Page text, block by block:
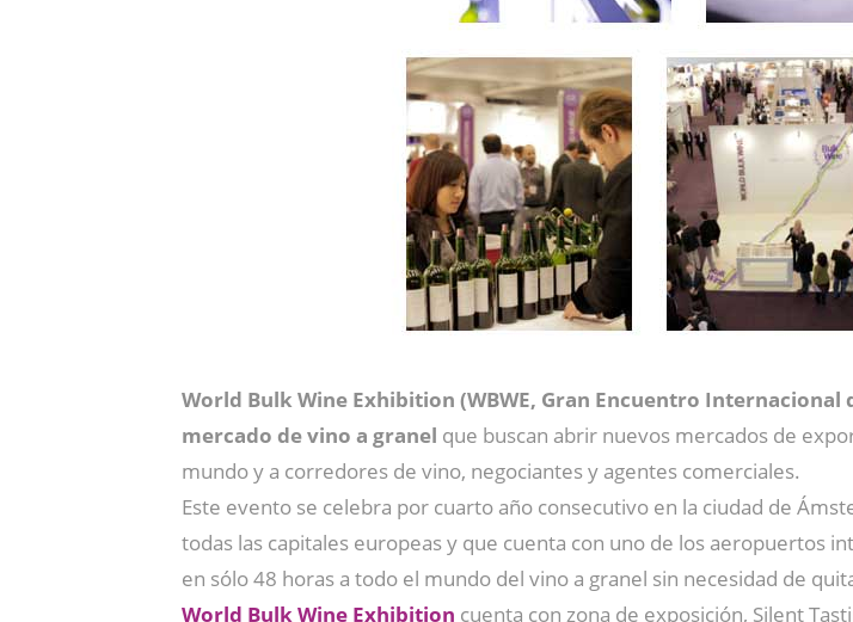
World Bulk Wine Exhibition (WBWE, Gran Encuentro Internacional
mercado de vino a granel que buscan abrir nuevos mercados de
mundo y a corredores de vino, negociantes y agentes comerciales.
Este evento se celebra por cuarto año consecutivo en la ciudad de
todas las capitales europeas y que cuenta con uno de los aeropuertos
en sólo 48 horas a todo el mundo del vino a granel sin necesidad de
World Bulk Wine Exhibition cuenta con zona de exposición, Silent